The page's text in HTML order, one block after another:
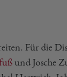
Für die
und Josche